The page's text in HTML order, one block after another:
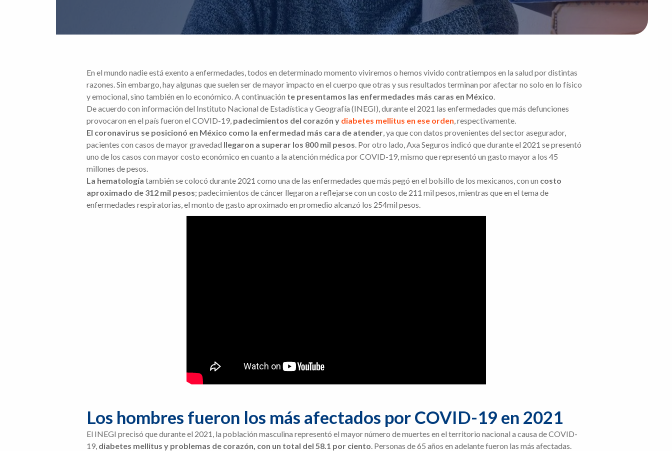
En el mundo nadie está exento a enfermedades, todos en determinado momento viviremos o hemos vivido contratiempos en la salud por distintas
razones. Sin embargo, hay algunas que suelen ser de mayor impacto en el cuerpo que otras y sus resultados terminan por afectar no solo en lo físico
y emocional, sino también en lo económico. A continuación te presentamos las enfermedades más caras en México.
De acuerdo con información del Instituto Nacional de Estadística y Geografía (INEGI), durante el 2021 las enfermedades que más defunciones
provocaron en el país fueron el COVID-19, padecimientos del corazón y diabetes mellitus en ese orden, respectivamente.
El coronavirus se posicionó en México como la enfermedad más cara de atender, ya que con datos provenientes del sector asegurador,
pacientes con casos de mayor gravedad llegaron a superar los 800 mil pesos. Por otro lado, Axa Seguros indicó que durante el 2021 se presentó
uno de los casos con mayor costo económico en cuanto a la atención médica por COVID-19, mismo que representó un gasto mayor a los 45
millones de pesos.
La hematología también se colocó durante 2021 como una de las enfermedades que más pegó en el bolsillo de los mexicanos, con un costo
aproximado de 312 mil pesos; padecimientos de cáncer llegaron a reflejarse con un costo de 211 mil pesos, mientras que en el tema de
enfermedades respiratorias, el monto de gasto aproximado en promedio alcanzó los 254mil pesos.
Los hombres fueron los más afectados por COVID-19 en 2021
El INEGI precisó que durante el 2021, la población masculina representó el mayor número de muertes en el territorio nacional a causa de COVID-
19, diabetes mellitus y problemas de corazón, con un total del 58.1 por ciento . Personas de 65 años en adelante fueron las más afectadas.